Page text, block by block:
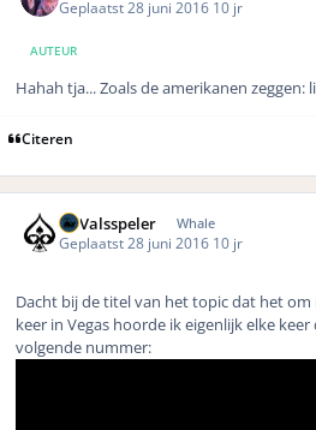
Geplaatst 28 juni 2016 10 jr
AUTEUR
Hahah tja... Zoals de amerikanen zeggen:
Citeren
DeValsspeler Whale
Geplaatst 28 juni 2016 10 jr
Dacht bij de titel van het topic dat het om
keer in Vegas hoorde ik eigenlijk elke
volgende nummer: